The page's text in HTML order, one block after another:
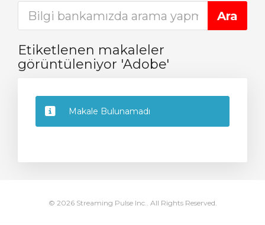
Etiketlenen makaleler
görüntüleniyor 'Adobe'
Makale Bulunamadı
© 2026 Streaming Pulse Inc.. All Rights Reserved.